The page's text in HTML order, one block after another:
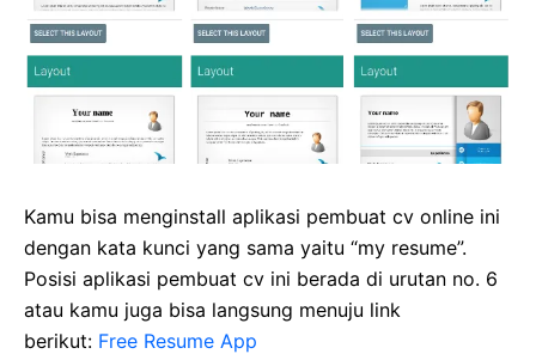
Kamu bisa menginstall aplikasi pembuat cv online ini
dengan kata kunci yang sama yaitu “my resume”.
Posisi aplikasi pembuat cv ini berada di urutan no. 6
atau kamu juga bisa langsung menuju link
berikut: Free Resume App